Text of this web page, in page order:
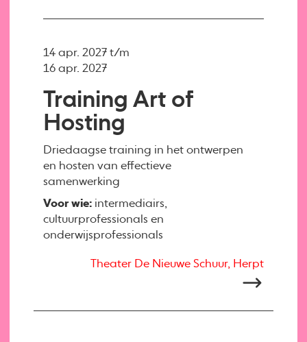
Training Art of
Hosting
Driedaagse training in het ontwerpen
en hosten van effectieve
samenwerking
Voor wie: intermediairs,
cultuurprofessionals en
onderwijsprofessionals
14 apr. 2027 t/m
16 apr. 2027
Theater De Nieuwe Schuur, Herpt